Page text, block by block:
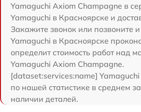
Yamaguchi Axiom Champagne в
Yamaguchi в Красноярске и
Закажите звонок или позвоните
Yamaguchi в Красноярске
определит стоимость работ над
Yamaguchi Axiom Champagne.
[dataset:services:name]
по нашей статистике в среднем
наличии деталей.